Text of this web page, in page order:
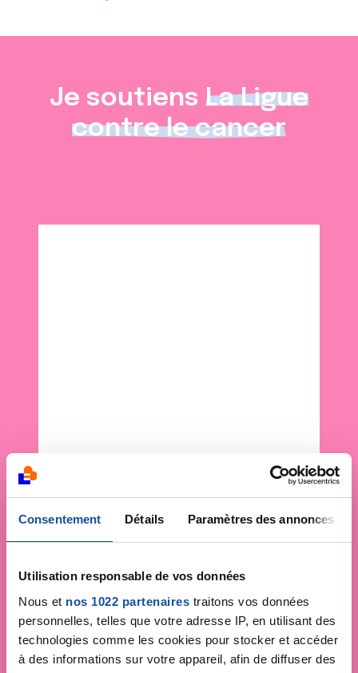
Consentement Détails Paramètres des annonces
Utilisation responsable de vos données
Nous et nos 1022 partenaires traitons vos données
personnelles, telles que votre adresse IP, en utilisant des
technologies comme les cookies pour stocker et accéder
à des informations sur votre appareil, afin de diffuser des
Je soutiens La Ligue
contre le cancer